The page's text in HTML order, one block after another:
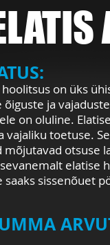
S:
on üks
õiguste ja
on oluline.
vajaliku toetuse.
otsuse
saaks sissenõuet